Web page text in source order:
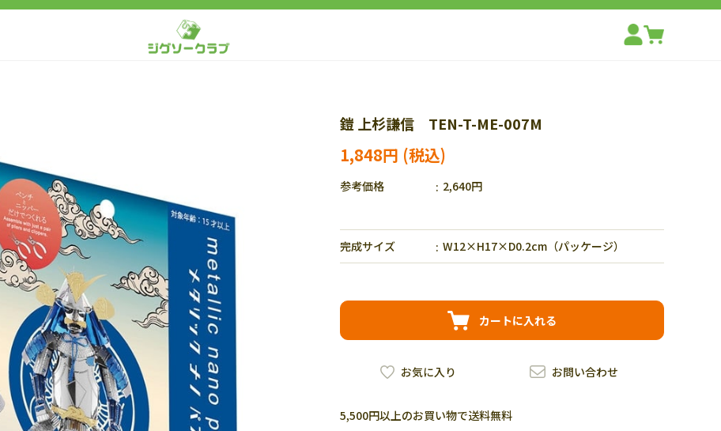
鎧 上杉謙信 TEN-T-ME-007M
1,848円
参考価格 2,640円
完成サイズ W12×H17×D0.2cm（パッケージ）
カートに入れる
お問い合わせ
お気に入り
5,500円以上のお買い物で送料無料